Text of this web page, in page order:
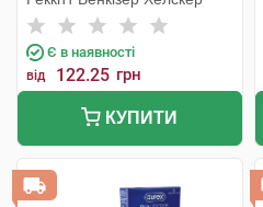
Є в наявності
від 122.25 грн
КУПИТИ